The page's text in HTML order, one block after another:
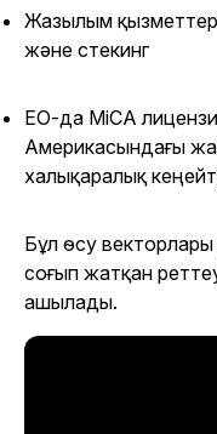
Жазылым
және стекинг
ЕО-да MiCA
Америкасындағы
халықаралық
Бұл өсу
соғып жатқан
ашылады.